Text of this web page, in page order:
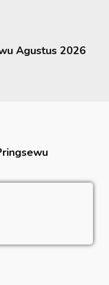
Agustus 2026